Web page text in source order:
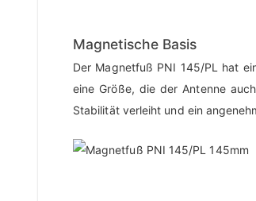
Magnetische Basis
Der Magnetfuß PNI 145/PL hat
eine Größe, die der Antenne
Stabilität verleiht und ein